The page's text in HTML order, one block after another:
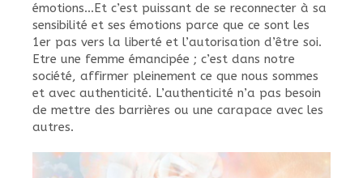
émotions…Et c’est puissant de se reconnecter à sa
sensibilité et ses émotions parce que ce sont les
1er pas vers la liberté et l’autorisation d’être soi.
Etre une femme émancipée ; c’est dans notre
société, affirmer pleinement ce que nous sommes
et avec authenticité. L’authenticité n’a pas besoin
de mettre des barrières ou une carapace avec les
autres.